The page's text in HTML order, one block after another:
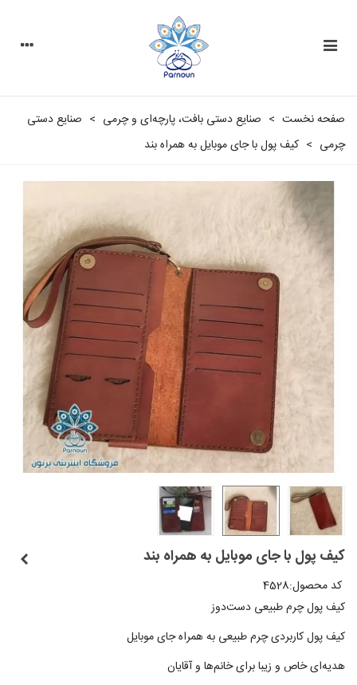
صفحه نخست > صنایع دستی بافت، پارچه‌ای و چرمی > صنایع دستی
چرمی > کیف پول با جای موبایل به همراه بند
کیف پول با جای موبایل به همراه بند
کد محصول:4528
کیف پول چرم طبیعی دست‌دوز
کیف پول کاربردی چرم طبیعی به همراه جای موبایل
هدیه‌ای خاص و زیبا برای خانم‌ها و آقایان